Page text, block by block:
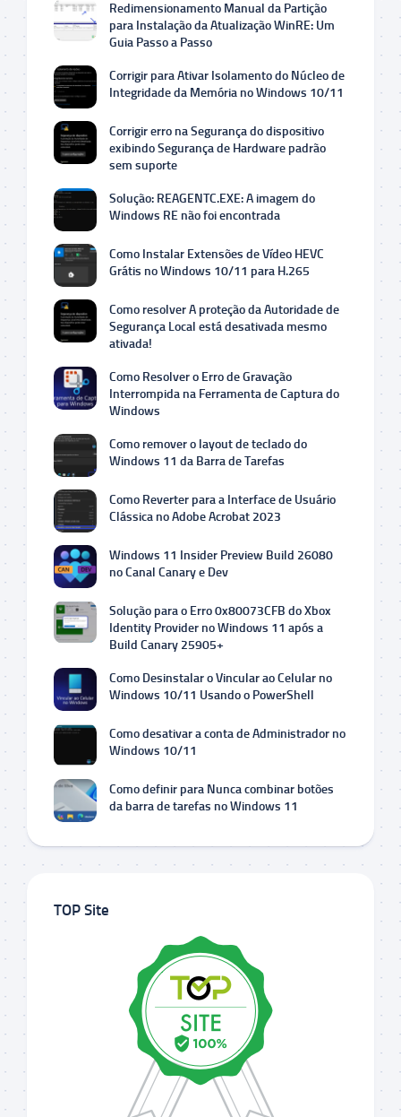
Redimensionamento Manual da Partição
para Instalação da Atualização WinRE: Um
Guia Passo a Passo
Corrigir para Ativar Isolamento do Núcleo de
Integridade da Memória no Windows 10/11
Corrigir erro na Segurança do dispositivo
exibindo Segurança de Hardware padrão
sem suporte
Solução: REAGENTC.EXE: A imagem do
Windows RE não foi encontrada
Como Instalar Extensões de Vídeo HEVC
Grátis no Windows 10/11 para H.265
Como resolver A proteção da Autoridade de
Segurança Local está desativada mesmo
ativada!
Como Resolver o Erro de Gravação
Interrompida na Ferramenta de Captura do
Windows
Como remover o layout de teclado do
Windows 11 da Barra de Tarefas
Como Reverter para a Interface de Usuário
Clássica no Adobe Acrobat 2023
Windows 11 Insider Preview Build 26080
no Canal Canary e Dev
Solução para o Erro 0x80073CFB do Xbox
Identity Provider no Windows 11 após a
Build Canary 25905+
Como Desinstalar o Vincular ao Celular no
Windows 10/11 Usando o PowerShell
Como desativar a conta de Administrador no
Windows 10/11
Como definir para Nunca combinar botões
da barra de tarefas no Windows 11
TOP Site